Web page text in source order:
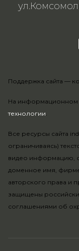
На информационном
технологии.
Все ресурсы сайта
ограничиваясь)
видео информацию,
доменное имя,
авторского права и
защищены
соглашениями об
Поддержка сайта —